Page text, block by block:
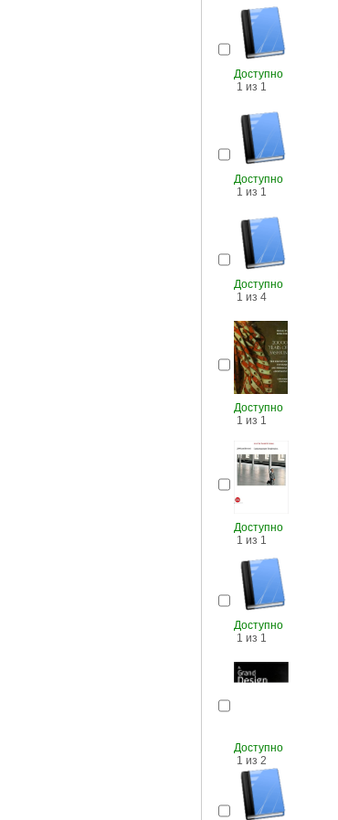
Доступно
1 из 1
Доступно
1 из 1
Доступно
1 из 4
Доступно
1 из 1
Доступно
1 из 1
Доступно
1 из 1
Доступно
1 из 2